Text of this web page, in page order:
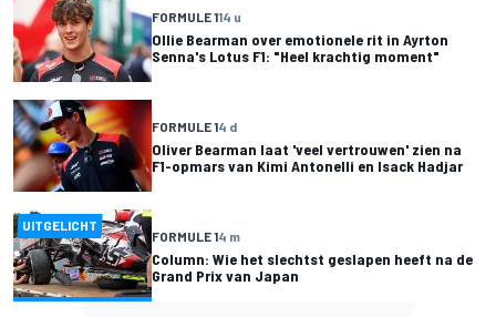
FORMULE 114 u
Ollie Bearman over emotionele rit in Ayrton
Senna's Lotus F1: "Heel krachtig moment"
FORMULE 14 d
Oliver Bearman laat 'veel vertrouwen' zien na
F1-opmars van Kimi Antonelli en Isack Hadjar
UITGELICHT
FORMULE 14 m
Column: Wie het slechtst geslapen heeft na de
Grand Prix van Japan